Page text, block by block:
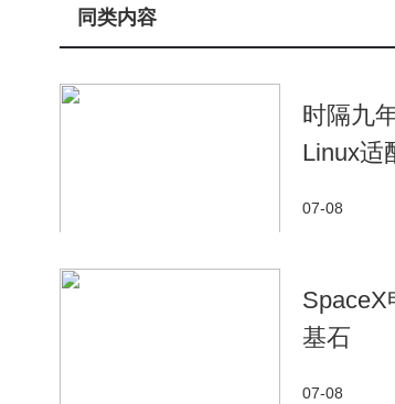
同类内容
时隔九
Linux适
07-08
SpaceX
基石
07-08